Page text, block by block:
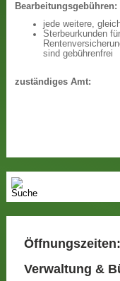
Bearbeitungsgebühren:
jede weitere,
Sterbeurkunden
sind gebührenfrei
zuständiges Amt:
Öffnungszeiten:
Verwaltung &